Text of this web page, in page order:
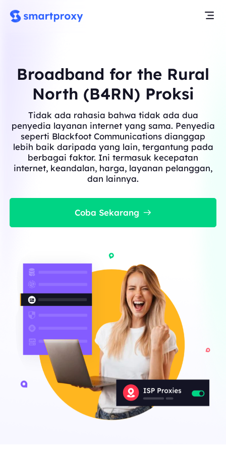
Broadband for the Rural
North (B4RN) Proksi
Tidak ada rahasia bahwa tidak ada dua
penyedia layanan internet yang sama. Penyedia
seperti Blackfoot Communications dianggap
lebih baik daripada yang lain, tergantung pada
berbagai faktor. Ini termasuk kecepatan
internet, keandalan, harga, layanan pelanggan,
dan lainnya.
Coba Sekarang